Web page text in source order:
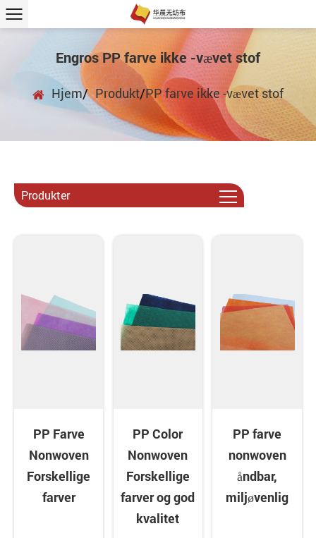
Engros PP farve ikke -vævet stof
Hjem/ Produkt/PP farve ikke -vævet stof
Produkter
PP Farve
Nonwoven
Forskellige
farver
PP Color
Nonwoven
Forskellige
farver og god
kvalitet
PP farve
nonwoven
åndbar,
miljøvenlig